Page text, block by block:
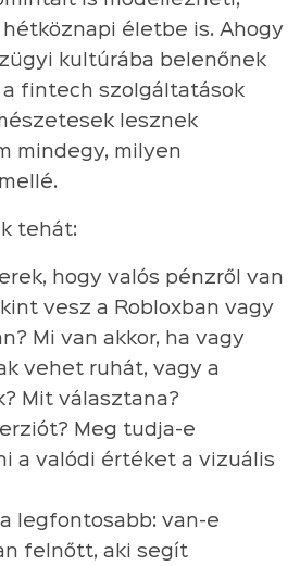
életbe is. Ahogy
kultúrába belenőnek
a fintech szolgáltatások
lesznek
mindegy, milyen
tehát:
hogy valós pénzről van
vesz a Robloxban vagy
Mi van akkor, ha vagy
vehet ruhát, vagy a
Mit választana?
Meg tudja-e
a valódi értéket a vizuális
legfontosabb: van-e
felnőtt, aki segít